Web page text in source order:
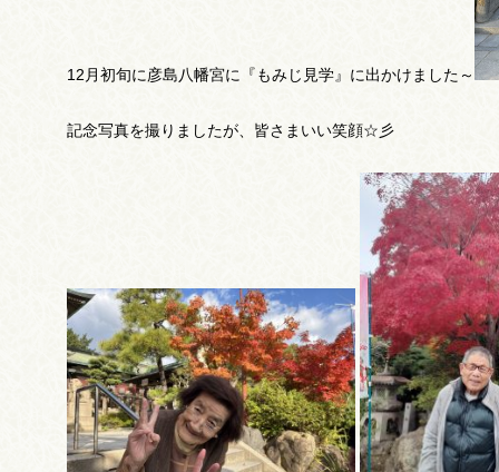
12月初旬に彦島八幡宮に『もみじ見学』に出かけました～
記念写真を撮りましたが、皆さまいい笑顔☆彡